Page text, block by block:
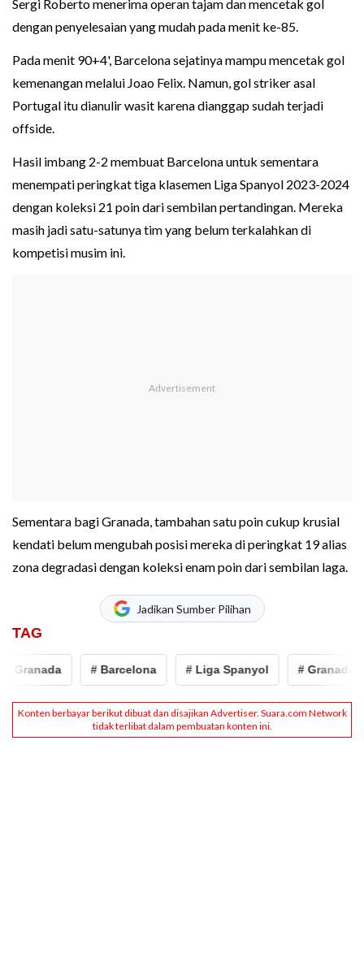
Sergi Roberto menerima operan tajam dan mencetak gol
dengan penyelesaian yang mudah pada menit ke-85.
Pada menit 90+4', Barcelona sejatinya mampu mencetak gol
kemenangan melalui Joao Felix. Namun, gol striker asal
Portugal itu dianulir wasit karena dianggap sudah terjadi
offside.
Hasil imbang 2-2 membuat Barcelona untuk sementara
menempati peringkat tiga klasemen Liga Spanyol 2023-2024
dengan koleksi 21 poin dari sembilan pertandingan. Mereka
masih jadi satu-satunya tim yang belum terkalahkan di
kompetisi musim ini.
Sementara bagi Granada, tambahan satu poin cukup krusial
kendati belum mengubah posisi mereka di peringkat 19 alias
zona degradasi dengan koleksi enam poin dari sembilan laga.
Jadikan Sumber Pilihan
TAG
# Barcelona # Liga Spanyol # Granada vs